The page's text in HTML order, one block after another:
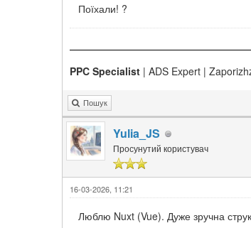
Поїхали! ?
PPC Specialist | ADS Expert |
Пошук
Yulia_JS
Просунутий користувач
16-03-2026, 11:21
Люблю Nuxt (Vue). Дуже зручна